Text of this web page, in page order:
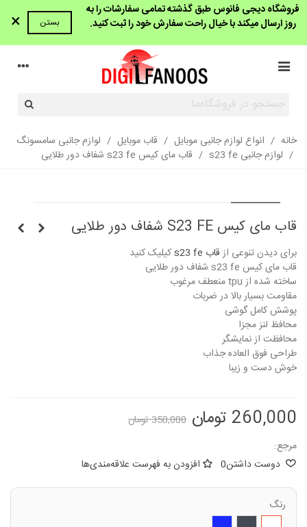
فروشگاه دیجی فانوس طبق گذشته تمامی سفارشات را به
روز ارسال میکند با خیال راحت سفارش خود را ثبت کنید.
بستن ×
خانه / انواع لوازم جانبی موبایل / قاب موبایل / لوازم جانبی سامسونگ
/ لوازم جانبی s23 fe / قاب مای کیس s23 fe شفاف دور طلایی
قاب مای کیس S23 FE شفاف دور طلایی
برای دیدن تنوعی ازقاب s23 fe
کیلیک کنید
قاب مای کیس s23 fe شفاف دور طلایی
ساخته شده از tpu منعطف مرغوب
مقاومت بسیار بالا در ضربات
پوشش کامل گوشی
محافظ لنز مجزا
محافظت از نمایشگر
طراحی فوق العاده جذاب
خوش دست و زیبا
260,000 تومان
350,000 تومان
مرجع:
دوست داشتن0 افزودن به فهرست علاقه‌مندی‌ها
رنگ